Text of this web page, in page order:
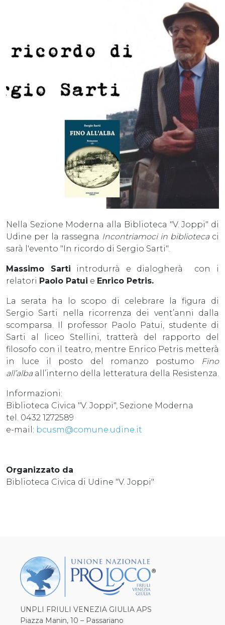
Nella Sezione Moderna alla Biblioteca "V. Joppi" di
Udine per la rassegna Incontriamoci in bibliotecaci
sarà l'evento "In ricordo di Sergio Sarti".
Massimo Sarti introdurrà e dialogherà con i
relatori Paolo Patui e Enrico Petris.
La serata ha lo scopo di celebrare la figura di
Sergio Sarti nella ricorrenza dei vent’anni dalla
scomparsa. Il professor Paolo Patui, studente di
Sarti al liceo Stellini, tratterà del rapporto del
filosofo con il teatro, mentre Enrico Petris metterà
in luce il posto del romanzo postumo
Fino
all’albaall’interno della letteratura della Resistenza.
Informazioni:
Biblioteca Civica "V. Joppi", Sezione Moderna
tel. 0432 1272589
e-mail: bcusm@comune.udine.it
Organizzato da
Biblioteca Civica di Udine "V. Joppi"
UNPLI FRIULI VENEZIA GIULIA APS
Piazza Manin, 10 – Passariano